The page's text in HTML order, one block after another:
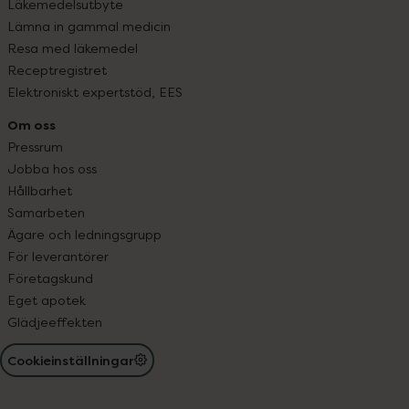
Läkemedelsutbyte
Lämna in gammal medicin
Resa med läkemedel
Receptregistret
Elektroniskt expertstöd, EES
Om oss
Pressrum
Jobba hos oss
Hållbarhet
Samarbeten
Ägare och ledningsgrupp
För leverantörer
Företagskund
Eget apotek
Glädjeeffekten
Cookieinställningar